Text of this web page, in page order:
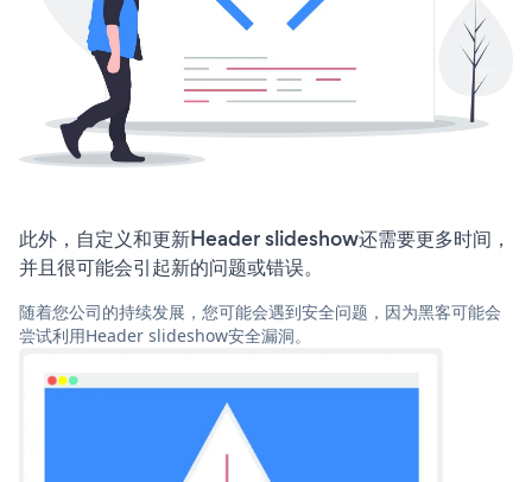
此外，自定义和更新Header slideshow还需要更多时间，
并且很可能会引起新的问题或错误。
随着您公司的持续发展，您可能会遇到安全问题，因为黑客可能会
尝试利用Header slideshow安全漏洞。